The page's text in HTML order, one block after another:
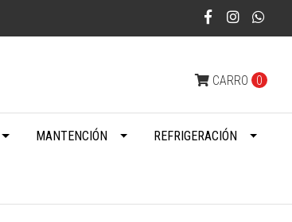
CARRO 0
MANTENCIÓN REFRIGERACIÓN